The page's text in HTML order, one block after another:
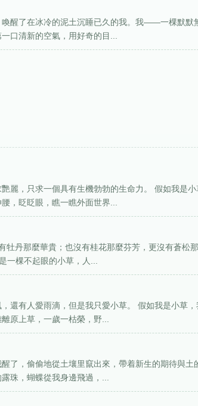
醒了在冰冷的泥土沉睡已久的我。我——一棵默默
口清新的空氣，用好奇的目...
麗，只求一個具有生機勃勃的生命力。 假如我是
，眨眨眼，瞧一瞧外面世界...
牡丹那麼華貴；也沒有桂花那麼芬芳，更沒有蒼松
一棵不起眼的小草，人...
還有人愛雨滴，但是我只愛小草。 假如我是小草
原上草，一歲一枯榮，野...
了，偷偷地從土壤里竄出來，帶着新生的期待與
珠，蝴蝶從我身邊飛過，...